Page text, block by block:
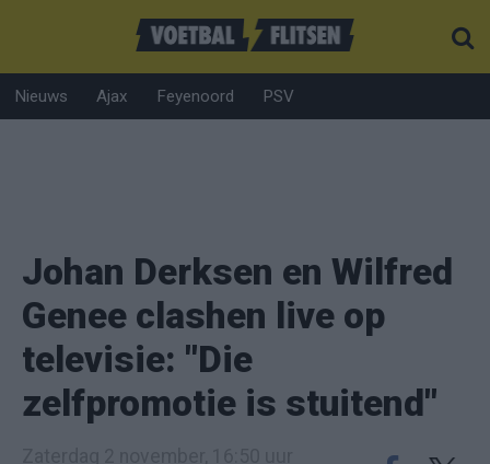
Nieuws Ajax Feyenoord PSV
Johan Derksen en Wilfred
Genee clashen live op
televisie: "Die
zelfpromotie is stuitend"